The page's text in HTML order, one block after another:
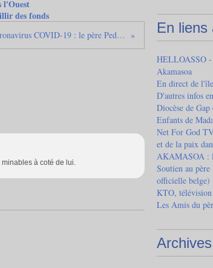
l'Ouest
des fonds
Pandémie de coronavirus COVID-19 : le père Pedro visite les habitants dans le quartier de Mangarivotra
à coté de lui.
En liens
HELLOASSO -
Akamasoa
En direct de
D'autres infos
Diocèse de
Enfants de
Net For God
et de la paix
AKAMASOA :
Soutien au père
officielle belge)
KTO,
Les Amis du
Archives